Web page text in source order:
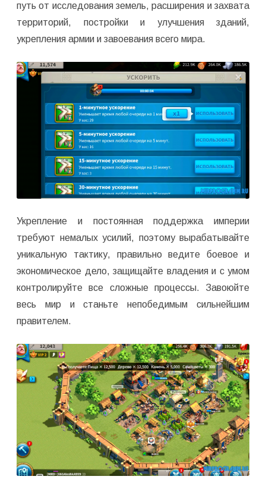
путь от исследования земель, расширения и захвата
территорий, постройки и улучшения зданий,
укрепления армии и завоевания всего мира.
Укрепление и постоянная поддержка империи
требуют немалых усилий, поэтому вырабатывайте
уникальную тактику, правильно ведите боевое и
экономическое дело, защищайте владения и с умом
контролируйте все сложные процессы. Завоюйте
весь мир и станьте непобедимым сильнейшим
правителем.